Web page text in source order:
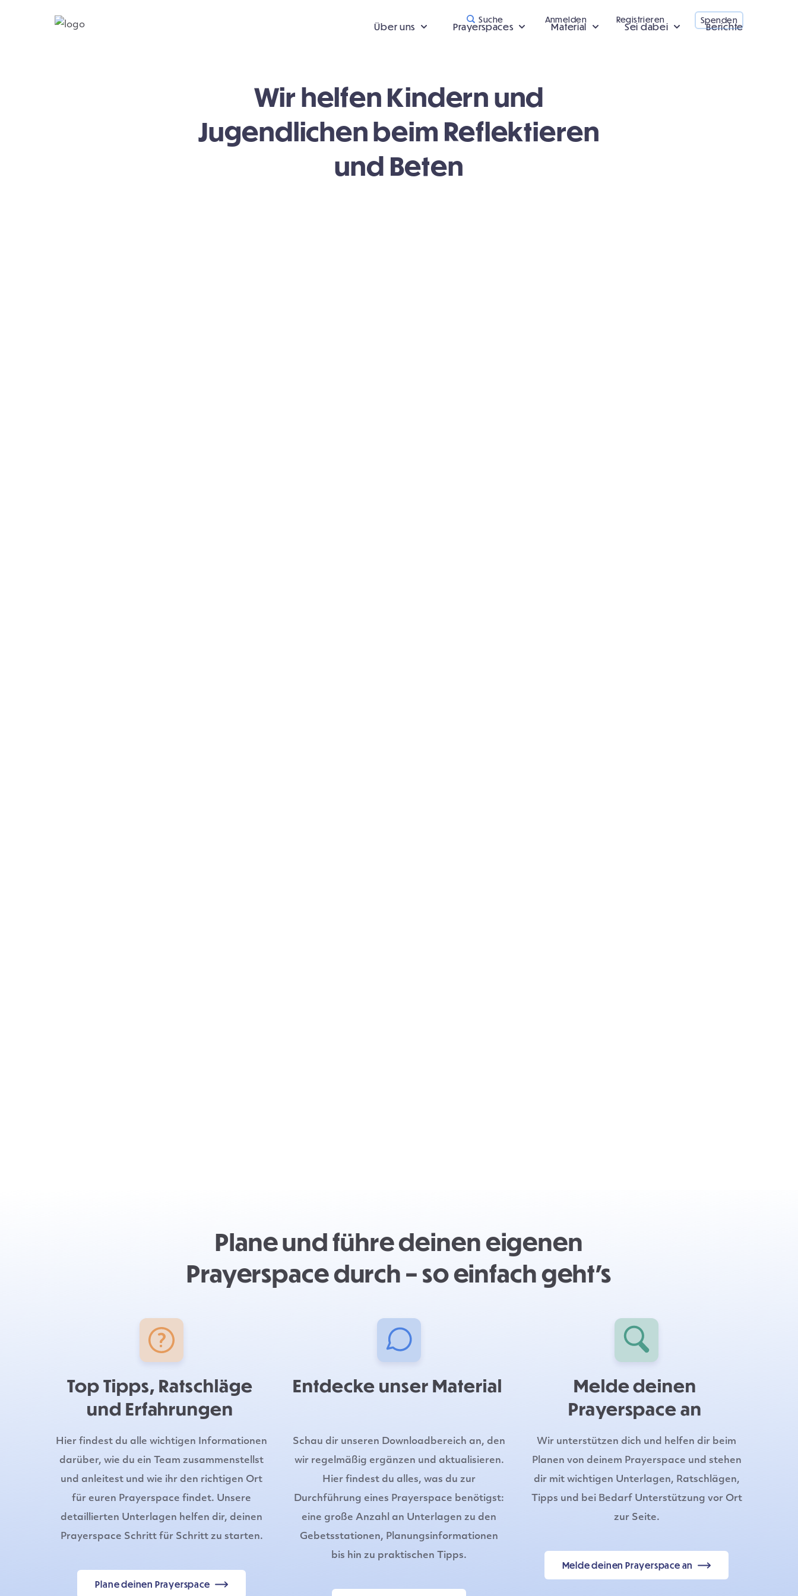
Über uns Prayerspaces Material Sei dabei Berichte
Suche Anmelden Registrieren Spenden
Wir helfen Kindern und
Jugendlichen beim Reflektieren
und Beten
Plane und führe deinen eigenen
Prayerspace durch – so einfach geht's
Top Tipps, Ratschläge
und Erfahrungen
Hier findest du alle wichtigen Informationen
darüber, wie du ein Team zusammenstellst
und anleitest und wie ihr den richtigen Ort
für euren Prayerspace findet. Unsere
detaillierten Unterlagen helfen dir, deinen
Prayerspace Schritt für Schritt zu starten.
Plane deinen Prayerspace
Entdecke unser Material
Schau dir unseren Downloadbereich an, den
wir regelmäßig ergänzen und aktualisieren.
Hier findest du alles, was du zur
Durchführung eines Prayerspace benötigst:
eine große Anzahl an Unterlagen zu den
Gebetsstationen, Planungsinformationen
bis hin zu praktischen Tipps.
Melde deinen
Prayerspace an
Wir unterstützen dich und helfen dir beim
Planen von deinem Prayerspace und stehen
dir mit wichtigen Unterlagen, Ratschlägen,
Tipps und bei Bedarf Unterstützung vor Ort
zur Seite.
Melde deinen Prayerspace an